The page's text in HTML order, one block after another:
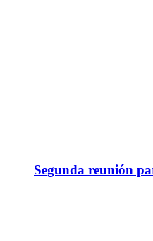
Segunda reunión